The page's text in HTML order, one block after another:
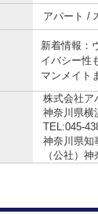
アパート /
新着情報：
イバシー性
マンメイト
株式会社ア
神奈川県横
TEL:045-
神奈川県知
（公社）